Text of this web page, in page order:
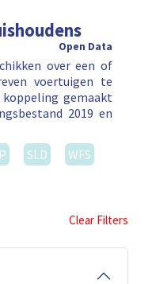
Open Data
over een of
voertuigen te
gemaakt
2019 en
SLD
WFS
Clear Filters